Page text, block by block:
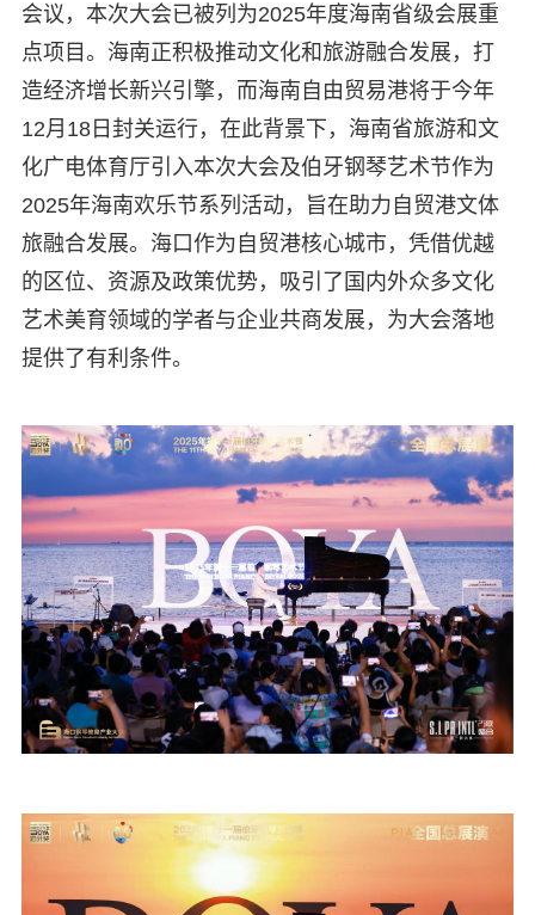
会议，本次大会已被列为2025年度海南省级会展重
点项目。海南正积极推动文化和旅游融合发展，打
造经济增长新兴引擎，而海南自由贸易港将于今年
12月18日封关运行，在此背景下，海南省旅游和文
化广电体育厅引入本次大会及伯牙钢琴艺术节作为
2025年海南欢乐节系列活动，旨在助力自贸港文体
旅融合发展。海口作为自贸港核心城市，凭借优越
的区位、资源及政策优势，吸引了国内外众多文化
艺术美育领域的学者与企业共商发展，为大会落地
提供了有利条件。